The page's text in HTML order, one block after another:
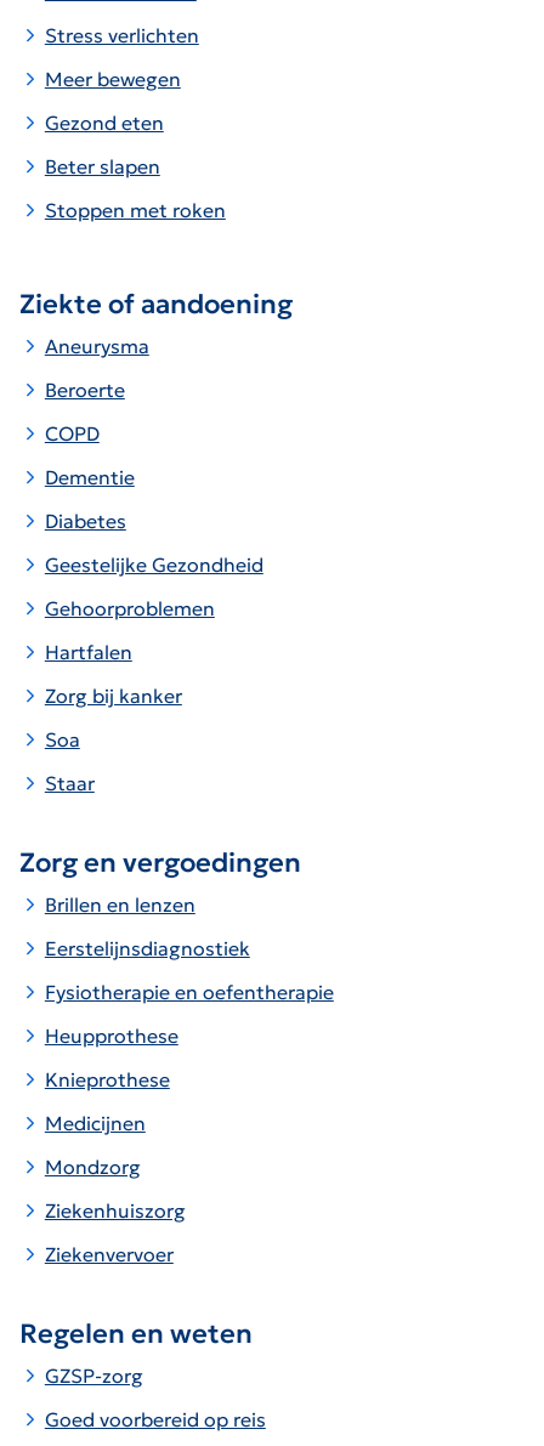
Stress verlichten
Meer bewegen
Gezond eten
Beter slapen
Stoppen met roken
Ziekte of aandoening
Aneurysma
Beroerte
COPD
Dementie
Diabetes
Geestelijke Gezondheid
Gehoorproblemen
Hartfalen
Zorg bij kanker
Soa
Staar
Zorg en vergoedingen
Brillen en lenzen
Eerstelijnsdiagnostiek
Fysiotherapie en oefentherapie
Heupprothese
Knieprothese
Medicijnen
Mondzorg
Ziekenhuiszorg
Ziekenvervoer
Regelen en weten
GZSP-zorg
Goed voorbereid op reis